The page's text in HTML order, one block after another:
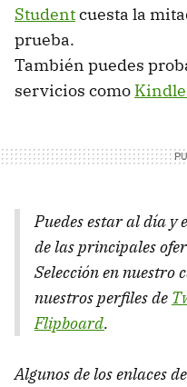
Studentcuesta la
prueba.
También puedes
servicios como
Puedes estar al día y
de las principales
Selección en nuestro
nuestros perfiles de
Flipboard.
Algunos de los enlaces